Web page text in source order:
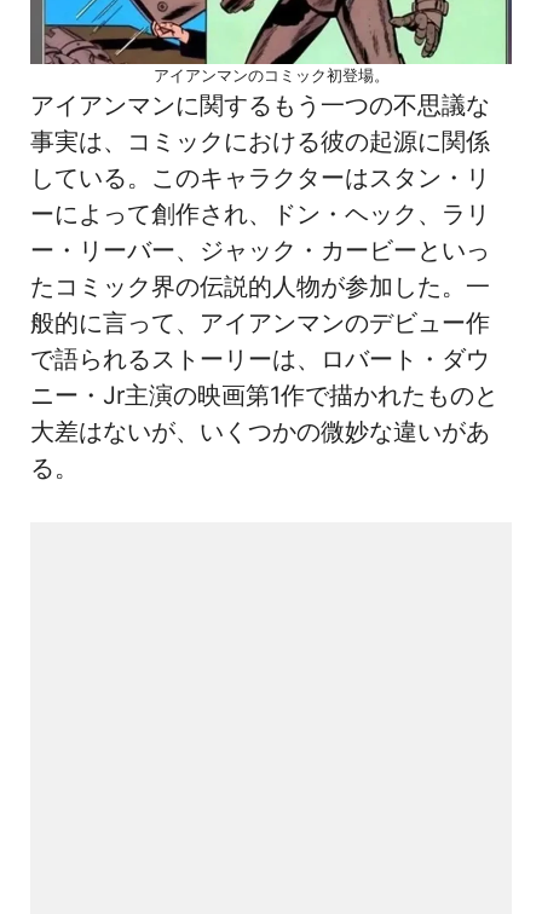
アイアンマンのコミック初登場。
アイアンマンに関するもう一つの不思議な
事実は、コミックにおける彼の起源に関係
している。このキャラクターはスタン・リ
ーによって創作され、ドン・ヘック、ラリ
ー・リーバー、ジャック・カービーといっ
たコミック界の伝説的人物が参加した。一
般的に言って、アイアンマンのデビュー作
で語られるストーリーは、ロバート・ダウ
ニー・Jr主演の映画第1作で描かれたものと
大差はないが、いくつかの微妙な違いがあ
る。